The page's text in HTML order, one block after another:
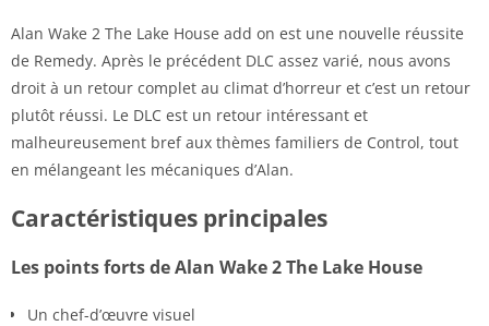
Alan Wake 2 The Lake House add on est une nouvelle réussite
de Remedy. Après le précédent DLC assez varié, nous avons
droit à un retour complet au climat d’horreur et c’est un retour
plutôt réussi. Le DLC est un retour intéressant et
malheureusement bref aux thèmes familiers de Control, tout
en mélangeant les mécaniques d’Alan.
Caractéristiques principales
Les points forts de Alan Wake 2 The Lake House
Un chef-d’œuvre visuel